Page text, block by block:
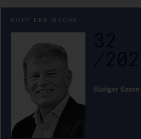
KOPF DER WOCHE
Rüdiger Sasse